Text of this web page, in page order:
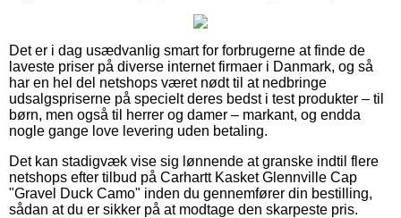
Det er i dag usædvanlig smart for forbrugerne at finde de
laveste priser på diverse internet firmaer i Danmark, og så
har en hel del netshops været nødt til at nedbringe
udsalgspriserne på specielt deres bedst i test produkter – til
børn, men også til herrer og damer – markant, og endda
nogle gange love levering uden betaling.
Det kan stadigvæk vise sig lønnende at granske indtil flere
netshops efter tilbud på Carhartt Kasket Glennville Cap
"Gravel Duck Camo" inden du gennemfører din bestilling,
sådan at du er sikker på at modtage den skarpeste pris.